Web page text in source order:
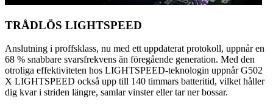
TRÅDLÖS LIGHTSPEED
Anslutning i proffsklass, nu med ett uppdaterat protokoll, uppnår en
68 % snabbare svarsfrekvens än föregående generation. Med den
otroliga effektiviteten hos LIGHTSPEED-teknologin uppnår G502
X LIGHTSPEED också upp till 140 timmars batteritid, vilket håller
dig kvar i striden längre, samlar vinster eller tar ner bossar.